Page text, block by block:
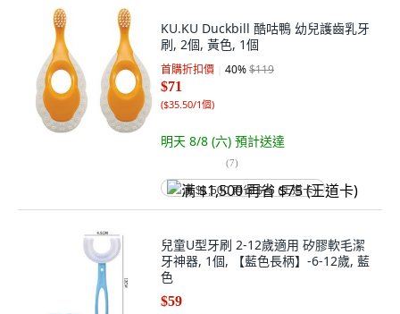
KU.KU Duckbill 酷咕鴨 幼兒護齒乳牙
刷, 2個, 黃色, 1個
首購折扣價 40%$119
$71
($35.50/1個)
明天 8/8 (六) 預計送達
(7)
满 $1,500 再省 $75 (王道卡)
兒童U型牙刷 2-12歲適用 矽膠軟毛潔
牙神器, 1個, 【藍色長柄】-6-12歲, 藍
色
$59